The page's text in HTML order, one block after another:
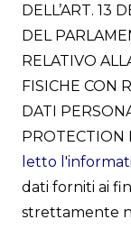
DELL’ART. 13
DEL
RELATIVO
FISICHE CON
DATI
PROTECTION
letto
dati forniti ai
strettamente